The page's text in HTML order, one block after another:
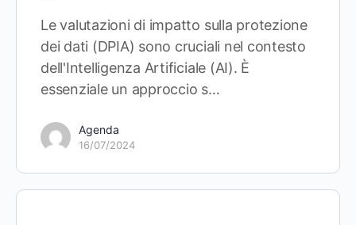
Le valutazioni di impatto sulla protezione
dei dati (DPIA) sono cruciali nel contesto
dell'Intelligenza Artificiale (AI). È
essenziale un approccio s…
Agenda
16/07/2024